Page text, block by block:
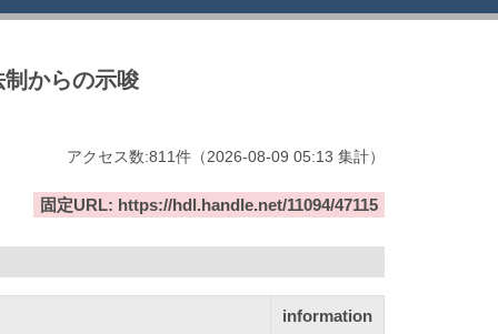
からの示唆
アクセス数:811件 （2026-08-09 05:13 集計）
固定URL: https://hdl.handle.net/11094/47115
information